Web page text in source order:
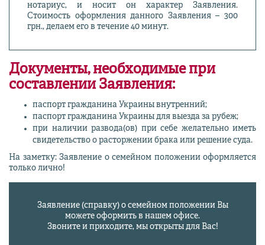
нотариус, и носит он характер Заявления.
Стоимость оформления данного Заявления – 300
грн., делаем его в течение 40 минут.
Документы, необходимые при
составлении Заявления:
паспорт гражданина Украины внутренний;
паспорт гражданина Украины для выезда за рубеж;
при наличии развода(ов) при себе желательно иметь
свидетельство о расторжении брака или решение суда.
На заметку: Заявление о семейном положении оформляется
только лично!
Заявление (справку) о семейном положении Вы
можете оформить в нашем офисе.
Звоните и приходите, мы открыты для Вас!